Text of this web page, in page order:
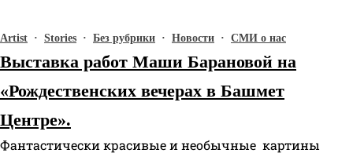
Artist · Stories · Без рубрики · Новости · СМИ о нас
Выставка работ Маши Барановой на
«Рождественских вечерах в Башмет
Центре».
Фантастически красивые и необычные картины